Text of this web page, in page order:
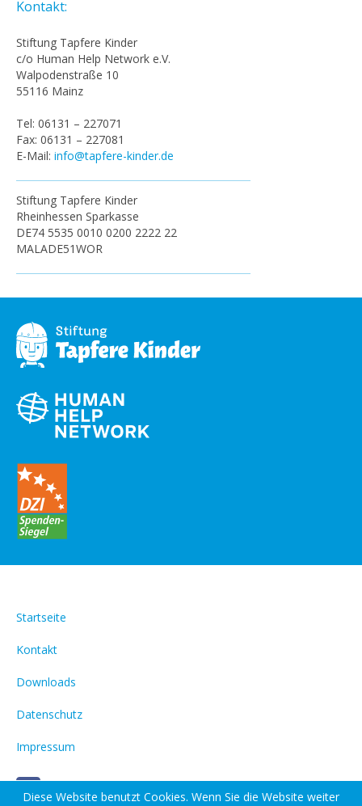
Kontakt:
Stiftung Tapfere Kinder
c/o Human Help Network e.V.
Walpodenstraße 10
55116 Mainz
Tel: 06131 – 227071
Fax: 06131 – 227081
E-Mail: info@tapfere-kinder.de
Stiftung Tapfere Kinder
Rheinhessen Sparkasse
DE74 5535 0010 0200 2222 22
MALADE51WOR
Startseite
Kontakt
Downloads
Datenschutz
Impressum
Diese Website benutzt Cookies. Wenn Sie die Website weiter